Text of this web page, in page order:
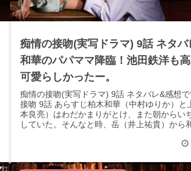
痴情の接吻(実写ドラマ) 9話 ネタ
和華のパパママ降臨！池田鉄洋も
可愛らしかったー。
痴情の接吻(実写ドラマ) 9話 ネタバレ&感想
接吻 9話 あらすじ柏木和華（中村ゆりか）と
本良亮）はわだかまりがとけ、また朝からい
していた。そんなと時、岳（井上祐貴）から